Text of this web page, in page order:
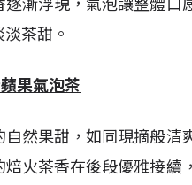
茶甜。
果氣泡茶
自然果甜，如同現摘般清
火茶香在後段優雅接續